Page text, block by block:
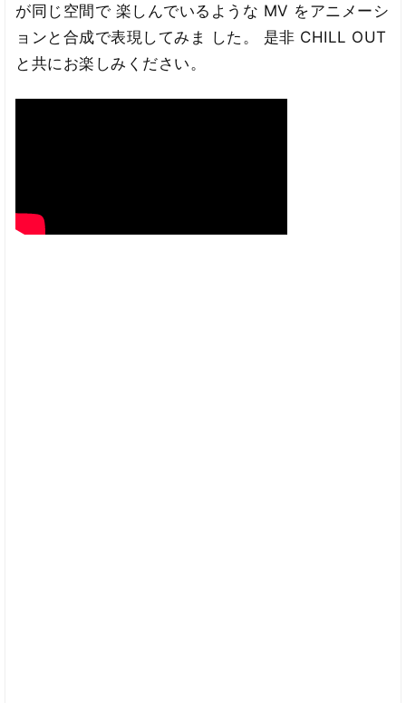
が同じ空間で 楽しんでいるような MV をアニメーシ
ョンと合成で表現してみま した。 是非 CHILL OUT
と共にお楽しみください。